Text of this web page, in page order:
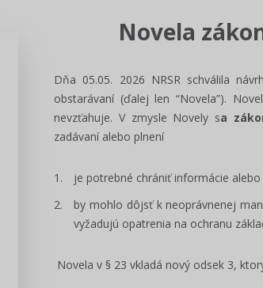
Novela
Dňa 05.05. 2026 NRSR schválila
obstarávaní (ďalej len “Novela”).
nevzťahuje. V zmysle Novely sa
zadávaní alebo plnení
je potrebné chrániť informácie
by mohlo dôjsť k neoprávnenej
vyžadujú opatrenia na ochranu
Novela v § 23 vkladá nový odsek 3,